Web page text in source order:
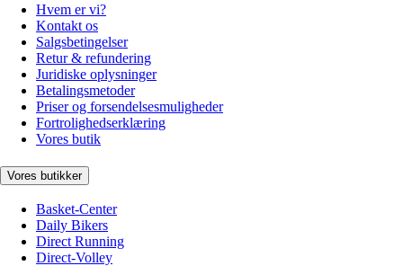
Hvem er vi?
Kontakt os
Salgsbetingelser
Retur & refundering
Juridiske oplysninger
Betalingsmetoder
Priser og forsendelsesmuligheder
Fortrolighedserklæring
Vores butik
Vores butikker
Basket-Center
Daily Bikers
Direct Running
Direct-Volley